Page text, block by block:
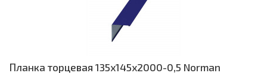
Планка торцевая 135х145х2000-0,5 Norman